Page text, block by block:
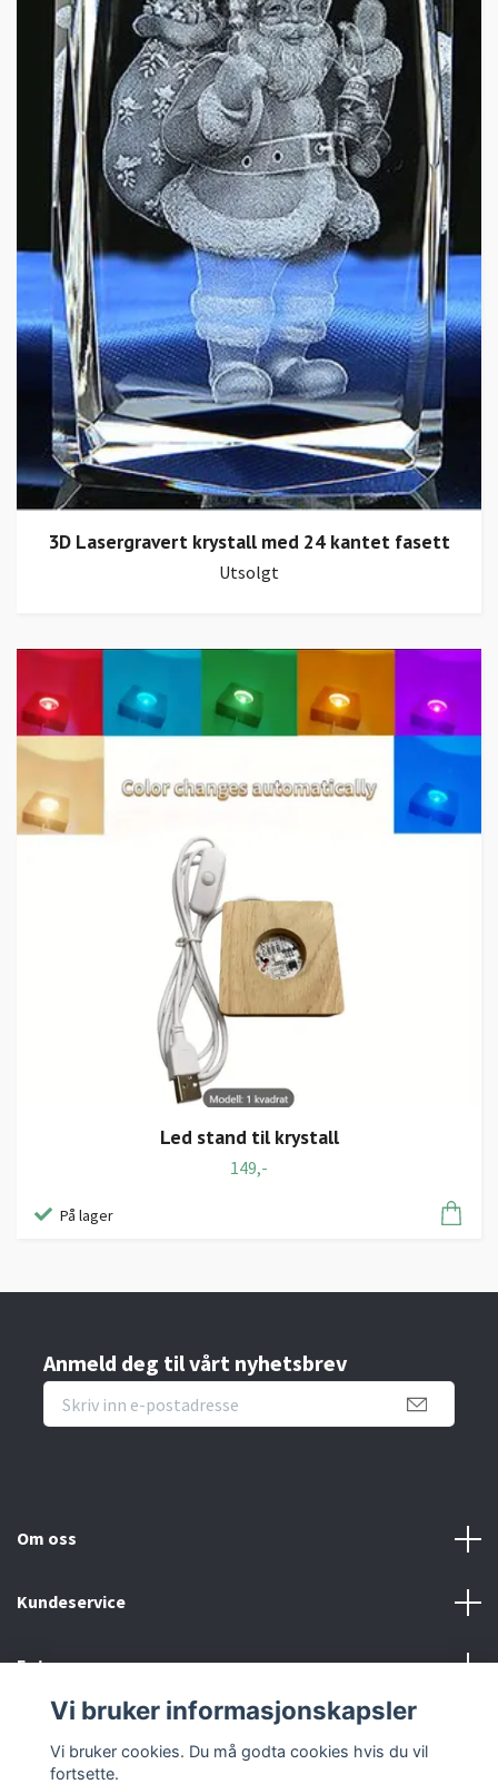
3D Lasergravert krystall med 24 kantet fasett
Utsolgt
Led stand til krystall
149,-
På lager
Anmeld deg til vårt nyhetsbrev
Om oss
Kundeservice
Fotmeny
Vi bruker informasjonskapsler
Vi bruker cookies. Du må godta cookies hvis du vil
fortsette.